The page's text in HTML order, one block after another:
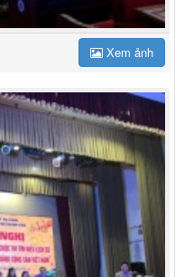
Xem ảnh